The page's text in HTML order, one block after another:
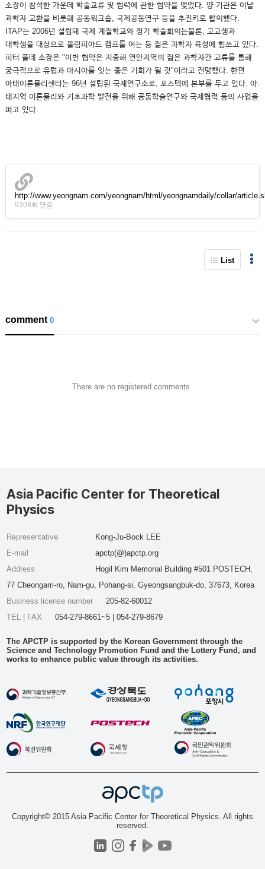
소장이 참석한 가운데 학술교류 및 협력에 관한 협약을 맺었다. 양 기관은 이날
과학자 교환을 비롯해 공동워크숍, 국제공동연구 등을 추진키로 합의했다.
ITAP는 2006년 설립돼 국제 계절학교와 정기 학술회의는물론, 고교생과
대학생을 대상으로 올림피아드 캠프를 여는 등 젊은 과학자 육성에 힘쓰고 있다.
피터 풀데 소장은 "이번 협약은 지중해 연안지역의 젊은 과학자간 교류를 통해
궁극적으로 유럽과 아시아를 잇는 좋은 기회가 될 것"이라고 전망했다. 한편
아태이론물리센터는 96년 설립된 국제연구소로, 포스텍에 본부를 두고 있다. 아·
태지역 이론물리와 기초과학 발전을 위해 공동학술연구와 국제협력 등의 사업을
펴고 있다.
http://www.yeongnam.com/yeongnam/html/yeongnamdaily/collar/
9308회 연결
List
comment0
There are no registered comments.
Asia Pacific Center for Theoretical
Physics
Representative
Kong-Ju-Bock LEE
E-mail
apctp(@)apctp.org
Address
Hogil Kim Memorial Building #501 POSTECH,
77 Cheongam-ro, Nam-gu, Pohang-si, Gyeongsangbuk-do, 37673, Korea
Business license number
205-82-60012
TEL | FAX
054-279-8661~5 | 054-279-8679
The APCTP is supported by the Korean Government through the
Science and Technology Promotion Fund and the Lottery Fund, and
works to enhance public value through its activities.
Copyright© 2015 Asia Pacific Center for Theoretical Physics. All rights
reserved.